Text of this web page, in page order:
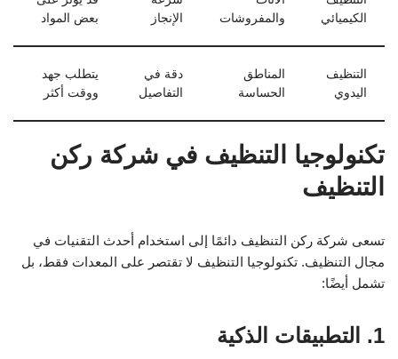
الكيميائي
والمفروشات
الإنجاز
بعض المواد
التنظيف
اليدوي
المناطق
الحساسة
دقة في
التفاصيل
يتطلب جهد
ووقت أكثر
تكنولوجيا التنظيف في شركة ركن
التنظيف
تسعى شركة ركن التنظيف دائمًا إلى استخدام أحدث التقنيات في
مجال التنظيف. تكنولوجيا التنظيف لا تقتصر على المعدات فقط، بل
تشمل أيضًا:
1. التطبيقات الذكية